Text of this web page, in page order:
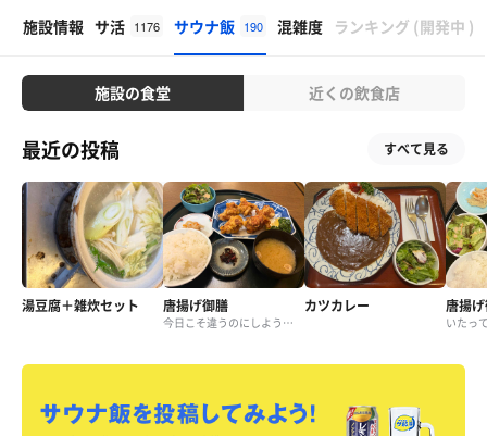
施設情報 サ活 1176 サウナ飯 190 混雑度 ランキング (開発中 )
施設の食堂 近くの飲食店
最近の投稿 すべて見る
湯豆腐＋雑炊セット 唐揚げ御膳
今日こそ違うのにしようと思ってたのに…
カツカレー 唐揚